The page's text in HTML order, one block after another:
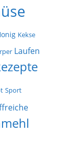
Kekse
Laufen
Sport